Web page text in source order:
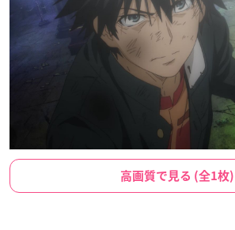
高画質で見る (全1枚)